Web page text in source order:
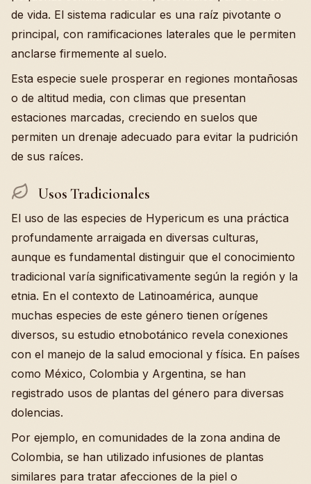
de vida. El sistema radicular es una raíz pivotante o
principal, con ramificaciones laterales que le permiten
anclarse firmemente al suelo.
Esta especie suele prosperar en regiones montañosas
o de altitud media, con climas que presentan
estaciones marcadas, creciendo en suelos que
permiten un drenaje adecuado para evitar la pudrición
de sus raíces.
Usos Tradicionales
El uso de las especies de Hypericum es una práctica
profundamente arraigada en diversas culturas,
aunque es fundamental distinguir que el conocimiento
tradicional varía significativamente según la región y la
etnia. En el contexto de Latinoamérica, aunque
muchas especies de este género tienen orígenes
diversos, su estudio etnobotánico revela conexiones
con el manejo de la salud emocional y física. En países
como México, Colombia y Argentina, se han
registrado usos de plantas del género para diversas
dolencias.
Por ejemplo, en comunidades de la zona andina de
Colombia, se han utilizado infusiones de plantas
similares para tratar afecciones de la piel o